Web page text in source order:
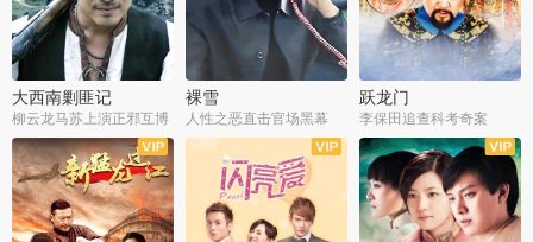
大西南剿匪记
柳云龙马苏上演正邪互博
裸雪
人性之恶直击官场黑幕
跃龙门
李保田追查科考奇案
全36集
全37集 全30集